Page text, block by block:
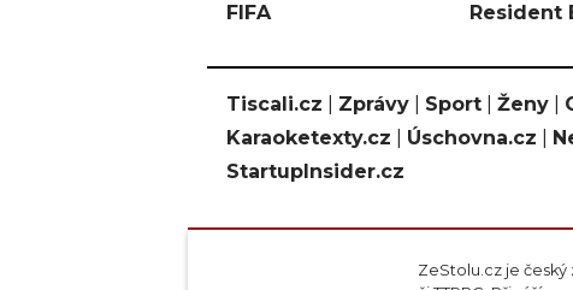
FIFA Resident
Tiscali.cz Zprávy Sport Ženy
Karaoketexty.cz
Úschovna.cz
StartupInsider.cz
ZeStolu.cz je